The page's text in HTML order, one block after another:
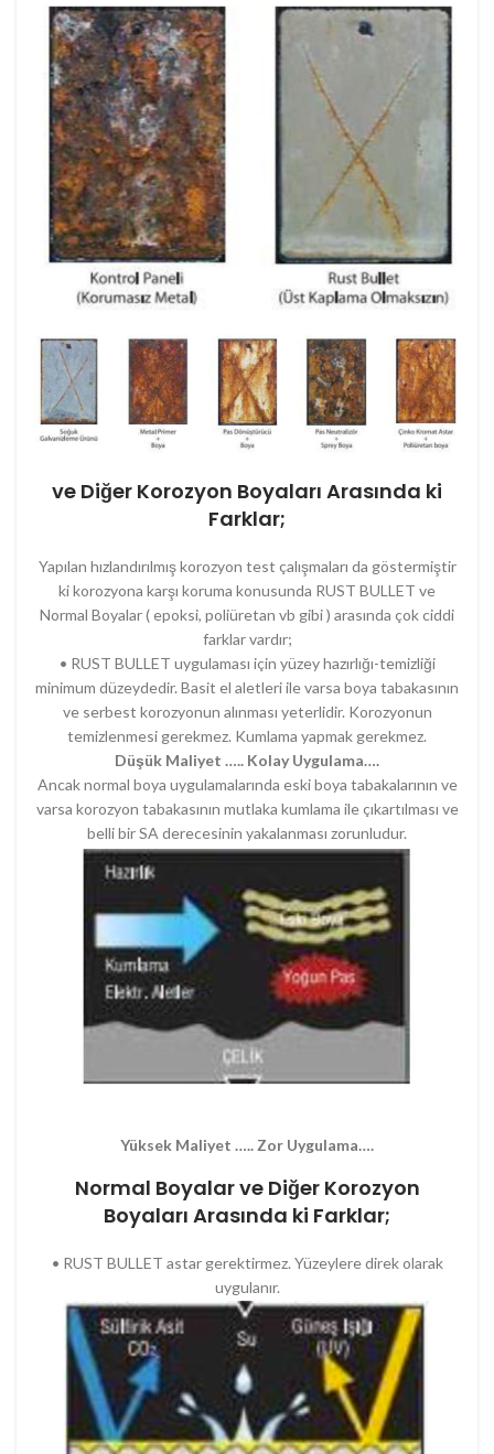
ve Diğer Korozyon Boyaları Arasında ki
Farklar;
Yapılan hızlandırılmış korozyon test çalışmaları da göstermiştir
ki korozyona karşı koruma konusunda RUST BULLET ve
Normal Boyalar ( epoksi, poliüretan vb gibi ) arasında çok ciddi
farklar vardır;
• RUST BULLET uygulaması için yüzey hazırlığı-temizliği
minimum düzeydedir. Basit el aletleri ile varsa boya tabakasının
ve serbest korozyonun alınması yeterlidir. Korozyonun
temizlenmesi gerekmez. Kumlama yapmak gerekmez.
Düşük Maliyet ….. Kolay Uygulama….
Ancak normal boya uygulamalarında eski boya tabakalarının ve
varsa korozyon tabakasının mutlaka kumlama ile çıkartılması ve
belli bir SA derecesinin yakalanması zorunludur.
Yüksek Maliyet ….. Zor Uygulama….
Normal Boyalar ve Diğer Korozyon
Boyaları Arasında ki Farklar;
• RUST BULLET astar gerektirmez. Yüzeylere direk olarak
uygulanır.